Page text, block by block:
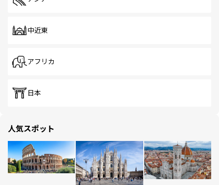
中近東
アフリカ
日本
人気スポット